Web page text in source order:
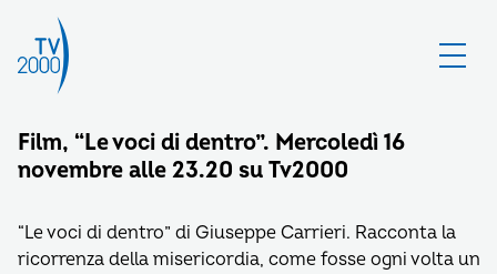
Film, “Le voci di dentro”. Mercoledì 16
novembre alle 23.20 su Tv2000
“Le voci di dentro” di Giuseppe Carrieri. Racconta la
ricorrenza della misericordia, come fosse ogni volta un